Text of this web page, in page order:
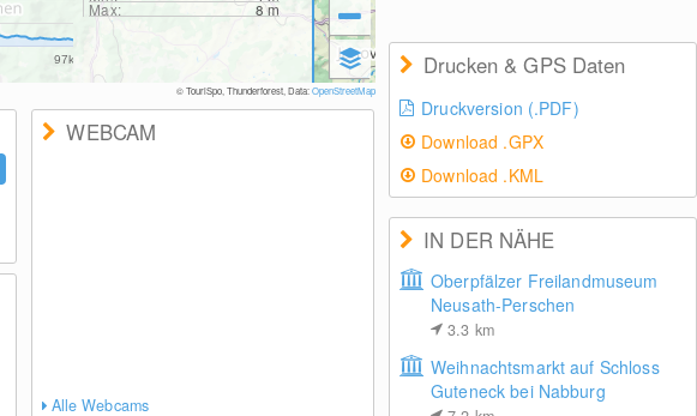
97km
Max: 8m
© TouriSpo, Thunderforest, Data:OpenStreetMap
Drucken & GPS Daten
Druckversion (.PDF)
Download .GPX
Download .KML
IN DER NÄHE
Oberpfälzer Freilandmuseum
Neusath-Perschen
3.3 km
Weihnachtsmarkt auf Schloss
Guteneck bei Nabburg
WEBCAM
Alle Webcams